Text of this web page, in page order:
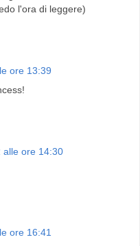
l'ora di leggere)
ore 13:39
alle ore 14:30
ore 16:41